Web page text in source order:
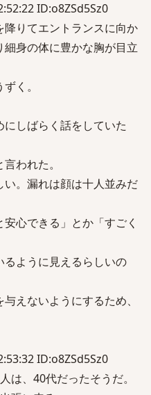
ID:o8ZSd5Sz0
りてエントランスに向か
身の体に豊かな胸が目立
く。
しばらく話をしていた
われた。
。漏れは顔は十人並みだ
心できる」とか「すごく
ように見えるらしいの
えないようにするため、
ID:o8ZSd5Sz0
は、40代だったそうだ。